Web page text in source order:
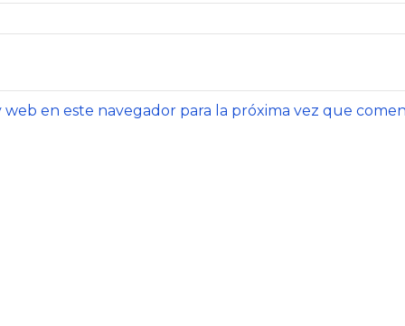
en este navegador para la próxima vez que